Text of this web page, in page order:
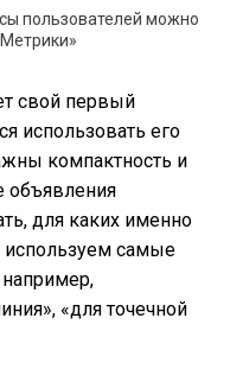
пользователей можно
свой первый
использовать его
компактность и
объявления
для каких именно
используем самые
«для точечной